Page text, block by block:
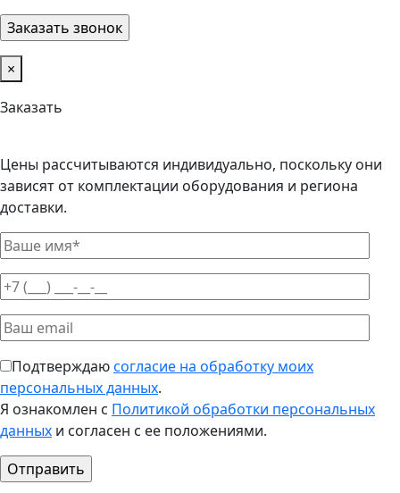
×
Заказать
Цены рассчитываются индивидуально, поскольку они
зависят от комплектации оборудования и региона
доставки.
Подтверждаюсогласие на обработку моих
персональных данных.
Я ознакомлен с Политикой обработки персональных
данных и согласен с ее положениями.